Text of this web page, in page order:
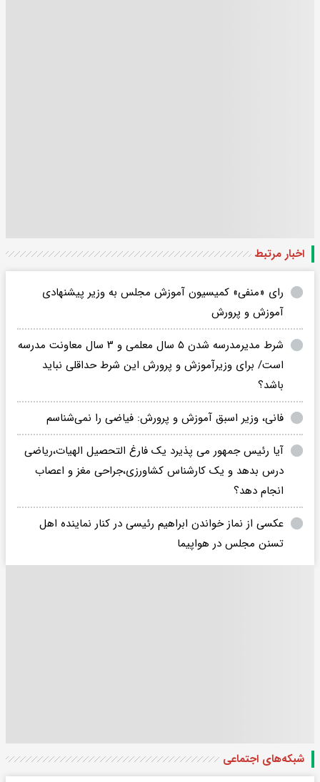
اخبار مرتبط
رای «منفی» کمیسیون آموزش مجلس به وزیر پیشنهادی
آموزش و پرورش
شرط مدیرمدرسه شدن ۵ سال معلمی و ۳ سال معاونت مدرسه
است/ برای وزیرآموزش و پرورش این شرط حداقلی نباید
باشد؟
فانی، وزیر اسبق آموزش و پرورش: فیاضی را نمی‌شناسم
آیا رئیس جمهور می پذیرد یک فارغ التحصیل الهیات،ریاضی
درس بدهد و یک کارشناس کشاورزی،جراحی مغز و اعصاب
انجام دهد؟
عکسی از نماز خواندن ابراهیم رئیسی در کنار نماینده اهل
تسنن مجلس در هواپیما
شبکه‌های اجتماعی